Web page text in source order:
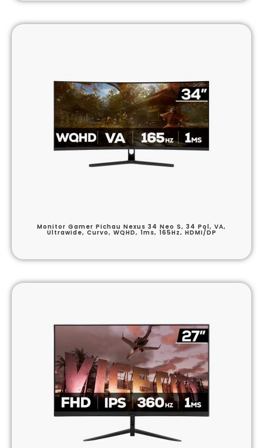
Monitor Gamer Pichau Nexus 34 Neo S, 34 Pol, VA,
Ultrawide, Curvo, WQHD, 1ms, 165Hz, HDMI/DP